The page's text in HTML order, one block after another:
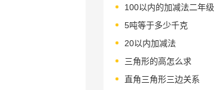
100以内的加减法二年级
5吨等于多少千克
20以内加减法
三角形的高怎么求
直角三角形三边关系